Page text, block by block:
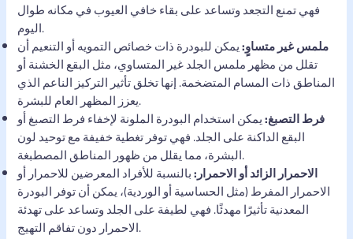
فهي تمنع التجعد وتساعد على بقاء خافي العيوب في مكانه طوال
اليوم.
ملمس غير متساوٍ:يمكن للبودرة ذات خصائص التمويه أو التنعيم أن
تقلل من مظهر ملمس الجلد غير المتساوي، مثل البقع الخشنة أو
المناطق ذات المسام المتضخمة. إنها تخلق تأثير التركيز الناعم الذي
يعزز المظهر العام للبشرة.
فرط التصبغ:يمكن استخدام البودرة الملونة لإخفاء فرط التصبغ أو
البقع الداكنة على الجلد. فهي توفر تغطية خفيفة مع توحيد لون
البشرة، مما يقلل من ظهور المناطق المصطبغة.
الاحمرار الزائد أو الاحمرار:بالنسبة للأفراد المعرضين للاحمرار أو
الاحمرار المفرط (مثل الحساسية أو الوردية)، يمكن أن توفر البودرة
المعدنية تأثيرًا مهدئًا. فهي لطيفة على الجلد وتساعد على تهدئة
الاحمرار دون تفاقم التهيج.